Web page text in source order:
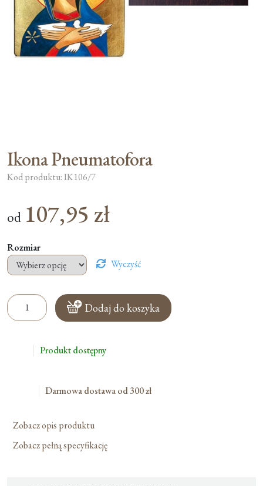
Moje konto
Koszyk
Ikona Pneumatofora
Kod produktu: IK106/7
od 107,95 zł
Rozmiar
Wyczyść
ilość
Ikona
Dodaj do koszyka
Produkt dostępny
Darmowa dostawa od 300 zł
Zobacz opis produktu
Zobacz pełną specyfikację